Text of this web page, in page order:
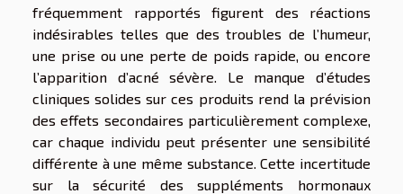
fréquemment rapportés figurent des réactions
indésirables telles que des troubles de l’humeur,
une prise ou une perte de poids rapide, ou encore
l’apparition d’acné sévère. Le manque d’études
cliniques solides sur ces produits rend la prévision
des effets secondaires particulièrement complexe,
car chaque individu peut présenter une sensibilité
différente à une même substance. Cette incertitude
sur la sécurité des suppléments hormonaux